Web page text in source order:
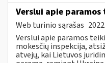
Verslui apie
Web turinio sąrašas
Verslui apie paramos
mokesčių inspekcija,
atvejų, kai Lietuvos